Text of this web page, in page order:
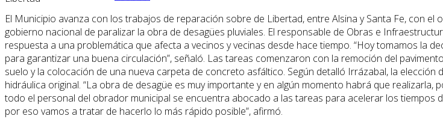
El Municipio avanza con los trabajos de reparación sobre de Libertad, entre Alsina y Santa Fe, con
gobierno nacional de paralizar la obra de desagües pluviales. El responsable de Obras e
respuesta a una problemática que afecta a vecinos y vecinas desde hace tiempo. “Hoy tomamos la
para garantizar una buena circulación”, señaló. Las tareas comenzaron con la remoción del
suelo y la colocación de una nueva carpeta de concreto asfáltico. Según detalló Irrázabal, la
hidráulica original. “La obra de desagüe es muy importante y en algún momento habrá que
todo el personal del obrador municipal se encuentra abocado a las tareas para acelerar los tiempos
por eso vamos a tratar de hacerlo lo más rápido posible”, afirmó.